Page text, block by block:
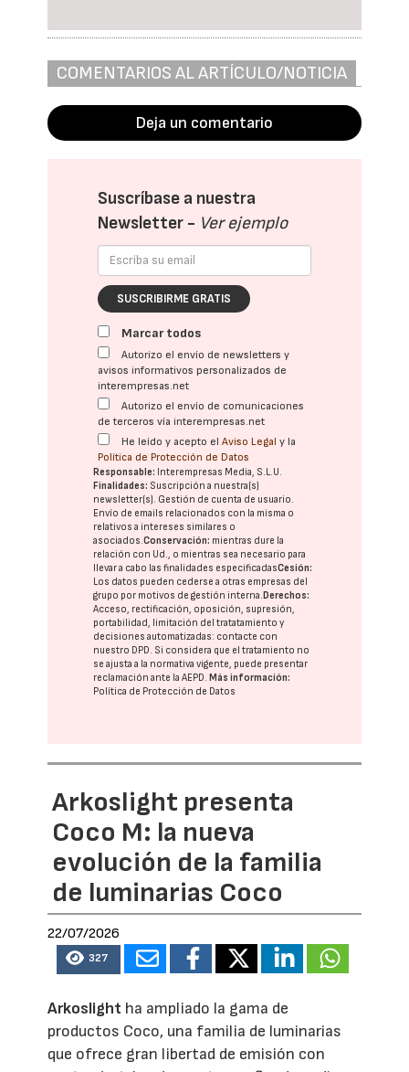
COMENTARIOS AL ARTÍCULO/NOTICIA
Deja un comentario
Suscríbase a nuestra
Newsletter - Ver ejemplo
SUSCRIBIRME GRATIS
Marcar todos
Autorizo el envío de newsletters y
avisos informativos personalizados de
interempresas.net
Autorizo el envío de comunicaciones
de terceros vía interempresas.net
He leído y acepto elAviso Legal y la
Política de Protección de Datos
Responsable: Interempresas Media, S.L.U.
Finalidades: Suscripción a nuestra(s)
newsletter(s). Gestión de cuenta de usuario.
Envío de emails relacionados con la misma o
relativos a intereses similares o
asociados.Conservación: mientras dure la
relación con Ud., o mientras sea necesario para
llevar a cabo las finalidades especificadasCesión:
Los datos pueden cederse a otras empresas del
grupo por motivos de gestión interna.Derechos:
Acceso, rectificación, oposición, supresión,
portabilidad, limitación del tratatamiento y
decisiones automatizadas: contacte con
nuestro DPD. Si considera que el tratamiento no
se ajusta a la normativa vigente, puede presentar
reclamación ante laAEPD.Más información:
Política de Protección de Datos
Arkoslight presenta
Coco M: la nueva
evolución de la familia
de luminarias Coco
22/07/2026
327
Arkoslight ha ampliado la gama de
productos Coco, una familia de luminarias
que ofrece gran libertad de emisión con